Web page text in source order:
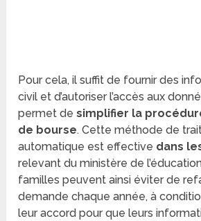
Pour cela, il suffit de fournir des
civil et d’autoriser l’accès aux
permet desimplifier la
de bourse. Cette méthode de
automatique est effective dans
relevant du ministère de
familles peuvent ainsi éviter de
demande chaque année, à
leur accord pour que leurs